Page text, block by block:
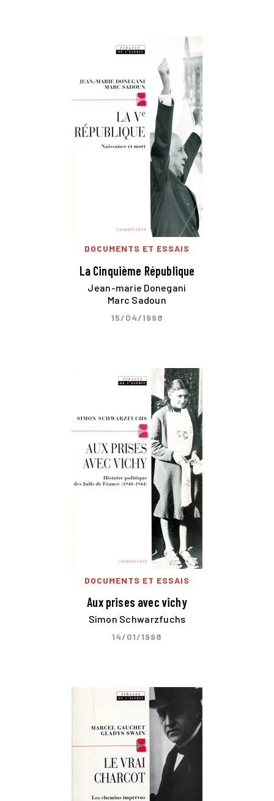
DOCUMENTS ET ESSAIS
La Cinquième République
Jean-marie Donegani
Marc Sadoun
15/04/1998
DOCUMENTS ET ESSAIS
Aux prises avec vichy
Simon Schwarzfuchs
14/01/1998